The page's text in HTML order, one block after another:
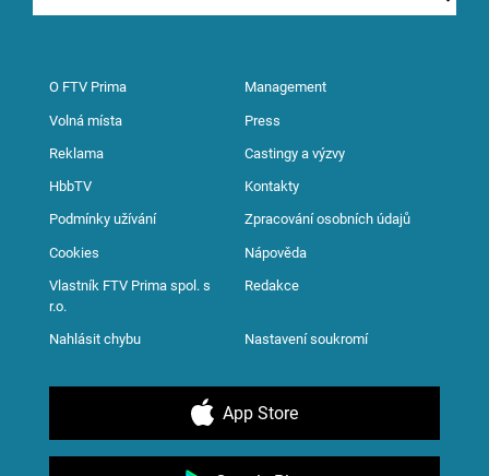
O FTV Prima Management
Volná místa Press
Reklama Castingy a výzvy
HbbTV Kontakty
Podmínky užívání Zpracování osobních údajů
Cookies Nápověda
Vlastník FTV Prima spol. s
r.o.
Redakce
Nahlásit chybu Nastavení soukromí
App Store